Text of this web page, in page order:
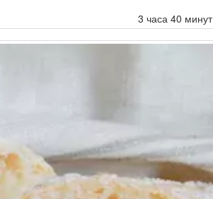
3 часа 40 минут